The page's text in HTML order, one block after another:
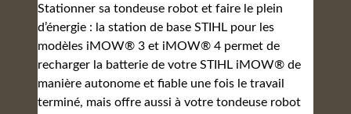
Stationner sa tondeuse robot et faire le plein
d’énergie : la station de base STIHL pour les
modèles iMOW® 3 et iMOW® 4 permet de
recharger la batterie de votre STIHL iMOW® de
manière autonome et fiable une fois le travail
terminé, mais offre aussi à votre tondeuse robot